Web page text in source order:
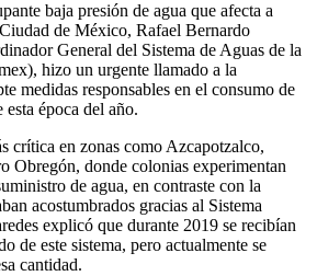
baja presión de agua que afecta a
de México, Rafael Bernardo
General del Sistema de Aguas de la
hizo un urgente llamado a la
medidas responsables en el consumo de
época del año.
crítica en zonas como Azcapotzalco,
donde colonias experimentan
de agua, en contraste con la
acostumbrados gracias al Sistema
explicó que durante 2019 se recibían
de este sistema, pero actualmente se
cantidad.